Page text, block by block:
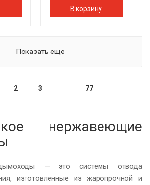
В корзину
Показать еще
2 3 77
нержавеющие
— это системы отвода
изготовленные из жаропрочной и